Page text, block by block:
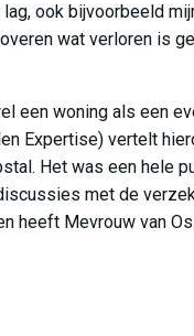
ook bijvoorbeeld
wat verloren is
een woning als een
Expertise) vertelt
Het was een hele
met de
heeft Mevrouw van